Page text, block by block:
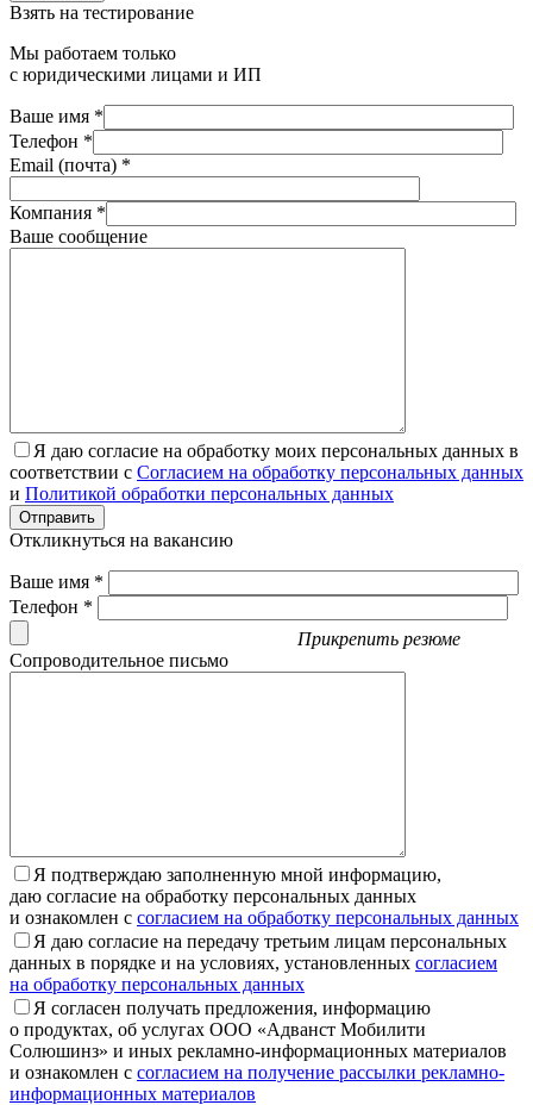
Взять на тестирование
Мы работаем только
с юридическими лицами и ИП
Ваше имя *
Телефон *
Email (почта) *
Компания *
Ваше сообщение
Я даю согласие на обработку моих персональных данных в
соответствии с Согласием на обработку персональных данных
и Политикой обработки персональных данных
Отправить
Откликнуться на вакансию
Ваше имя *
Телефон *
Прикрепить резюме
Сопроводительное письмо
Я подтверждаю заполненную мной информацию,
даю согласие на обработку персональных данных
и ознакомлен с согласием на обработку персональных данных
Я даю согласие на передачу третьим лицам персональных
данных в порядке и на условиях, установленных согласием
на обработку персональных данных
Я согласен получать предложения, информацию
о продуктах, об услугах ООО «Адванст Мобилити
Солюшинз» и иных рекламно-информационных материалов
и ознакомлен с согласием на получение рассылки рекламно-
информационных материалов